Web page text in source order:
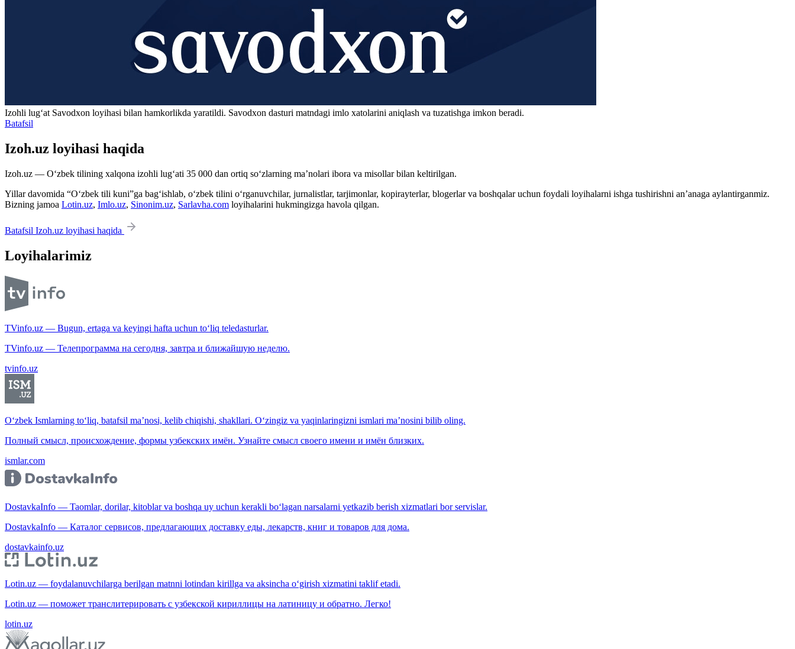
Izohli lugʻat Savodxon loyihasi bilan hamkorlikda yaratildi. Savodxon dasturi matndagi imlo xatolarini aniqlash va tuzatishga imkon beradi.
Batafsil
Izoh.uz loyihasi haqida
Izoh.uz — O‘zbek tilining xalqona izohli lug‘ati 35 000 dan ortiq so‘zlarning ma’nolari ibora va misollar bilan keltirilgan.
Yillar davomida “O‘zbek tili kuni”ga bag‘ishlab, o‘zbek tilini o‘rganuvchilar, jurnalistlar, tarjimonlar, kopirayterlar, blogerlar va boshqalar uchun foydali loyihalarni ishga tushirishni an’anaga aylantirganmiz.
Bizning jamoa Lotin.uz, Imlo.uz, Sinonim.uz, Sarlavha.com loyihalarini hukmingizga havola qilgan.
Batafsil Izoh.uz loyihasi haqida
Loyihalarimiz
TVinfo.uz — Bugun, ertaga va keyingi hafta uchun to‘liq teledasturlar.
TVinfo.uz — Телепрограмма на сегодня, завтра и ближайшую неделю.
tvinfo.uz
O‘zbek Ismlarning to‘liq, batafsil ma’nosi, kelib chiqishi, shakllari. O‘zingiz va yaqinlaringizni ismlari ma’nosini bilib oling.
Полный смысл, происхождение, формы узбекских имён. Узнайте смысл своего имени и имён близких.
ismlar.com
DostavkaInfo — Taomlar, dorilar, kitoblar va boshqa uy uchun kerakli bo‘lagan narsalarni yetkazib berish xizmatlari bor servislar.
DostavkaInfo — Каталог сервисов, предлагающих доставку еды, лекарств, книг и товаров для дома.
dostavkainfo.uz
Lotin.uz — foydalanuvchilarga berilgan matnni lotindan kirillga va aksincha o‘girish xizmatini taklif etadi.
Lotin.uz — поможет транслитерировать с узбекской кириллицы на латиницу и обратно. Легко!
lotin.uz